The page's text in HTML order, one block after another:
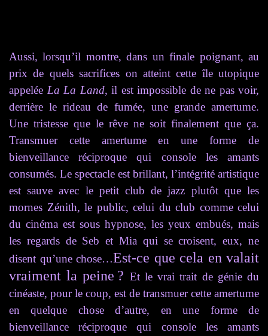
Aussi, lorsqu’il montre, dans un finale poignant, au
prix de quels sacrifices on atteint cette île utopique
appelée La La Land, il est impossible de ne pas voir,
derrière le rideau de fumée, une grande amertume.
Une tristesse que le rêve ne soit finalement que ça.
Transmuer cette amertume en une forme de
bienveillance réciproque qui console les amants
consumés. Le spectacle est brillant, l’intégrité artistique
est sauve avec le petit club de jazz plutôt que les
mornes Zénith, le public, celui du club comme celui
du cinéma est sous hypnose, les yeux embués, mais
les regards de Seb et Mia qui se croisent, eux, ne
disent qu’une chose…Est-ce que cela en valait
vraiment la peine ? Et le vrai trait de génie du
cinéaste, pour le coup, est de transmuer cette amertume
en quelque chose d’autre, en une forme de
bienveillance réciproque qui console les amants